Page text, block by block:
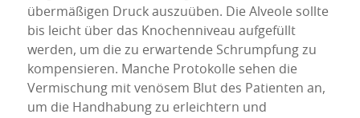
übermäßigen Druck auszuüben. Die Alveole sollte
bis leicht über das Knochenniveau aufgefüllt
werden, um die zu erwartende Schrumpfung zu
kompensieren. Manche Protokolle sehen die
Vermischung mit venösem Blut des Patienten an,
um die Handhabung zu erleichtern und